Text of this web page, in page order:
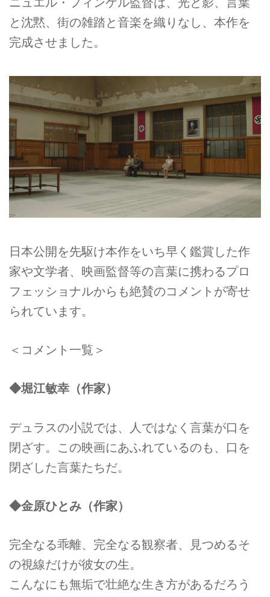
と沈黙、街の雑踏と音楽を織りなし、本作を
完成させました。
日本公開を先駆け本作をいち早く鑑賞した作
家や文学者、映画監督等の言葉に携わるプロ
フェッショナルからも絶賛のコメントが寄せ
られています。
＜コメント一覧＞
◆堀江敏幸（作家）
デュラスの小説では、人ではなく言葉が口を
閉ざす。この映画にあふれているのも、口を
閉ざした言葉たちだ。
◆金原ひとみ（作家）
完全なる乖離、完全なる観察者、見つめるそ
の視線だけが彼女の生。
こんなにも無垢で壮絶な生き方があるだろう